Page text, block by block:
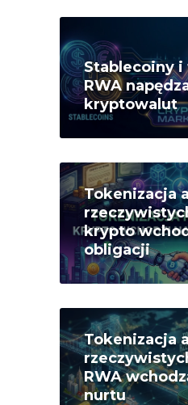
Stablecoiny
RWA
kryptowalut
Tokenizacja
krypto
obligacji
Tokenizacja
RWA
nurtu